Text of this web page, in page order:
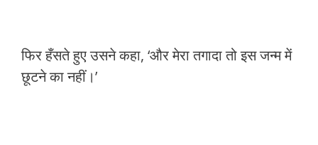
फिर हँसते हुए उसने कहा, ‘और मेरा तगादा तो इस जन्म में
छूटने का नहीं।’